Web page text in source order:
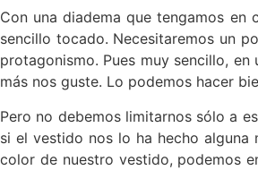
Con una diadema que tengamos
sencillo tocado. Necesitaremos un
protagonismo. Pues muy sencillo,
más nos guste. Lo podemos hacer
Pero no debemos limitarnos sólo a
si el vestido nos lo ha hecho
color de nuestro vestido, podemos